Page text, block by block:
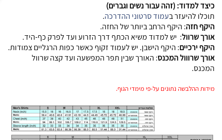
כיצד למדוד: (זהה עבור נשים וגברים)
תוכלו להיעזר בעמוד סרטוני ההדרכה.
היקף חזה: היקף הרחב ביותר של החזה.
אורך שרוול: יש למדוד משיא הכתף דרך הזרוע ועד לפרק כף-היד.
היקף ירכיים: היקף הישבן. יש לעמוד זקוף כאשר כפות הרגליים צמודות.
אורך שרווול המכנס: האורך שבין תפר המפשעה ועד קצה שרוול
המכנס.
מידות ההלבשה נתונים על-פי מימדי הגוף.